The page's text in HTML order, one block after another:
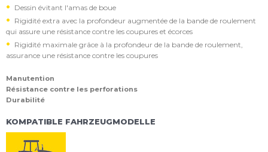
Dessin évitant l'amas de boue
Rigidité extra avec la profondeur augmentée de la bande de roulement
qui assure une résistance contre les coupures et écorces
Rigidité maximale grâce à la profondeur de la bande de roulement,
assurance une résistance contre les coupures
Manutention
Résistance contre les perforations
Durabilité
KOMPATIBLE FAHRZEUGMODELLE